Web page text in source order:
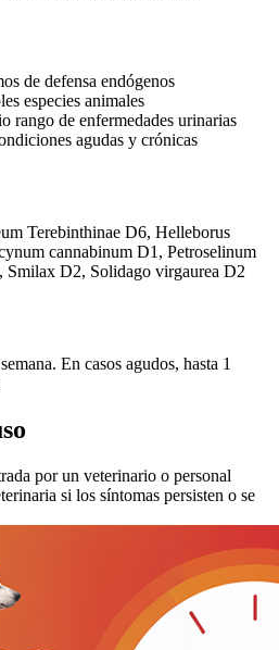
de defensa endógenos
especies animales
rango de enfermedades urinarias
agudas y crónicas
Terebinthinae D6, Helleborus
cannabinum D1, Petroselinum
Smilax D2, Solidago virgaurea D2
En casos agudos, hasta 1
por un veterinario o personal
si los síntomas persisten o se